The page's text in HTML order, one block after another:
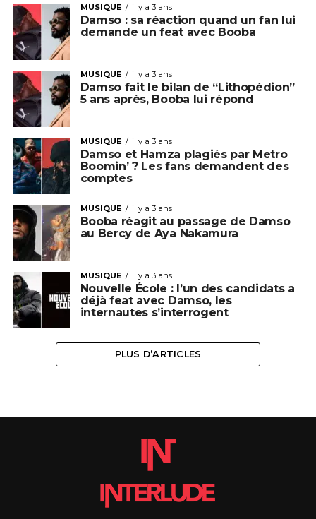
MUSIQUE il y a 3 ans
Damso : sa réaction quand un fan lui
demande un feat avec Booba
MUSIQUE il y a 3 ans
Damso fait le bilan de “Lithopédion”
5 ans après, Booba lui répond
MUSIQUE il y a 3 ans
Damso et Hamza plagiés par Metro
Boomin’ ? Les fans demandent des
comptes
MUSIQUE il y a 3 ans
Booba réagit au passage de Damso
au Bercy de Aya Nakamura
MUSIQUE il y a 3 ans
Nouvelle École : l’un des candidats a
déjà feat avec Damso, les
internautes s’interrogent
PLUS D’ARTICLES